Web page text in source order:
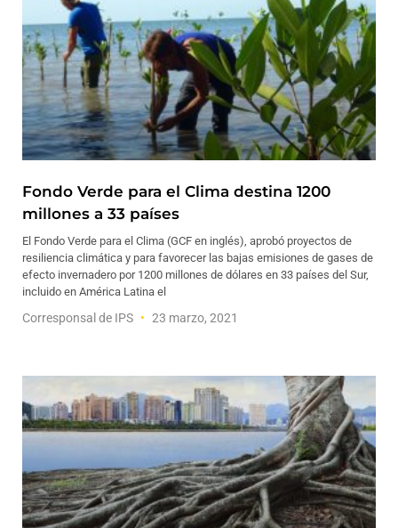
Fondo Verde para el Clima destina 1200
millones a 33 países
El Fondo Verde para el Clima (GCF en inglés), aprobó proyectos de
resiliencia climática y para favorecer las bajas emisiones de gases de
efecto invernadero por 1200 millones de dólares en 33 países del Sur,
incluido en América Latina el
Corresponsal de IPS 23 marzo, 2021